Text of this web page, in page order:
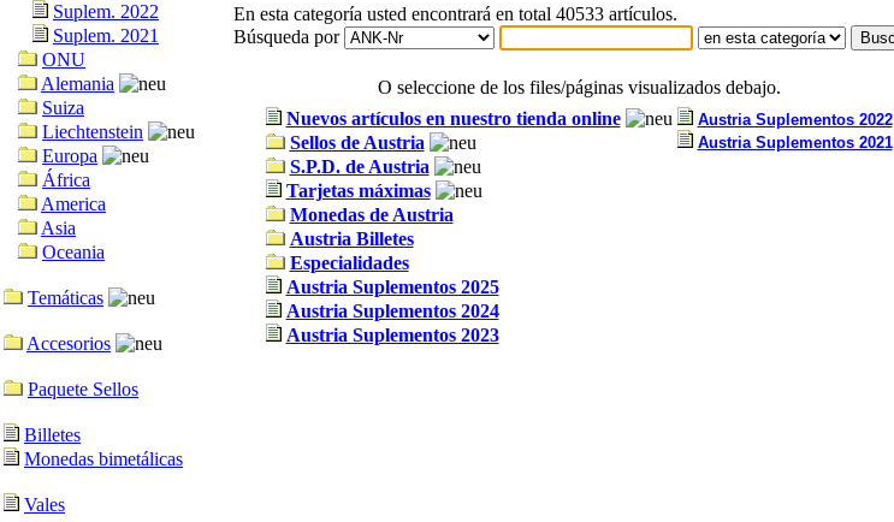
Suplem. 2022
Suplem. 2021
ONU
Alemania
Suiza
Liechtenstein
Europa
África
America
Asia
Oceania
Temáticas
Accesorios
Paquete Sellos
Billetes
Monedas bimetálicas
Vales
En esta categoría usted encontrará en total 40533 artículos.
Búsqueda por
O seleccione de los files/páginas visualizados debajo.
Nuevos artículos en nuestro tienda online
Sellos de Austria
S.P.D. de Austria
Tarjetas máximas
Monedas de Austria
Austria Billetes
Especialidades
Austria Suplementos 2025
Austria Suplementos 2024
Austria Suplementos 2023
Austria Suplementos 2022
Austria Suplementos 2021